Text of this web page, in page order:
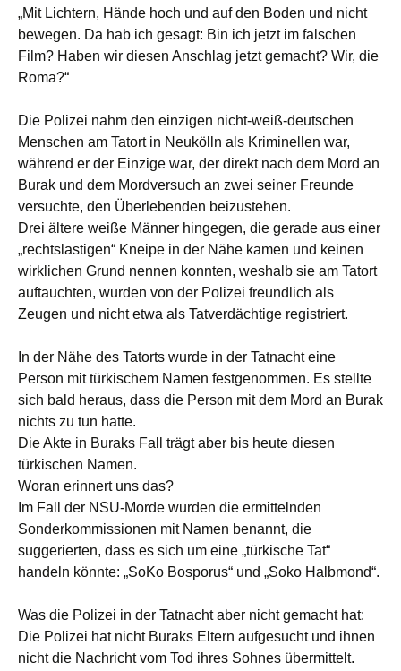
„Mit Lichtern, Hände hoch und auf den Boden und nicht
bewegen. Da hab ich gesagt: Bin ich jetzt im falschen
Film? Haben wir diesen Anschlag jetzt gemacht? Wir, die
Roma?“
Die Polizei nahm den einzigen nicht-weiß-deutschen
Menschen am Tatort in Neukölln als Kriminellen war,
während er der Einzige war, der direkt nach dem Mord an
Burak und dem Mordversuch an zwei seiner Freunde
versuchte, den Überlebenden beizustehen.
Drei ältere weiße Männer hingegen, die gerade aus einer
„rechtslastigen“ Kneipe in der Nähe kamen und keinen
wirklichen Grund nennen konnten, weshalb sie am Tatort
auftauchten, wurden von der Polizei freundlich als
Zeugen und nicht etwa als Tatverdächtige registriert.
In der Nähe des Tatorts wurde in der Tatnacht eine
Person mit türkischem Namen festgenommen. Es stellte
sich bald heraus, dass die Person mit dem Mord an Burak
nichts zu tun hatte.
Die Akte in Buraks Fall trägt aber bis heute diesen
türkischen Namen.
Woran erinnert uns das?
Im Fall der NSU-Morde wurden die ermittelnden
Sonderkommissionen mit Namen benannt, die
suggerierten, dass es sich um eine „türkische Tat“
handeln könnte: „SoKo Bosporus“ und „Soko Halbmond“.
Was die Polizei in der Tatnacht aber nicht gemacht hat:
Die Polizei hat nicht Buraks Eltern aufgesucht und ihnen
nicht die Nachricht vom Tod ihres Sohnes übermittelt.